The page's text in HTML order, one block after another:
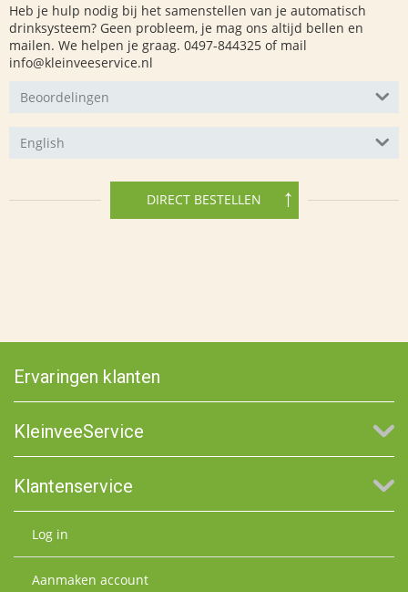
Heb je hulp nodig bij het samenstellen van je automatisch
drinksysteem? Geen probleem, je mag ons altijd bellen en
mailen. We helpen je graag. 0497-844325 of mail
info@kleinveeservice.nl
Beoordelingen
English
DIRECT BESTELLEN
Ervaringen klanten
KleinveeService
Klantenservice
Log in
Aanmaken account